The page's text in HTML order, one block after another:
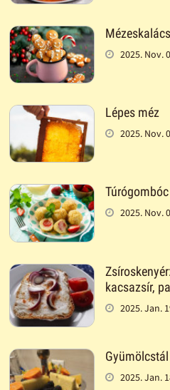
2025. Nov.
Lépes méz
2025. Nov.
Túrógombóc
2025. Nov.
kacsazsír,
2025. Jan.
Gyümölcstál
2025. Jan.